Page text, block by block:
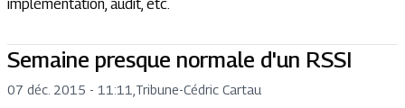
implémentation, audit, etc.
Semaine presque normale d'un RSSI
07 déc. 2015 - 11:11 Tribune-Cédric Cartau